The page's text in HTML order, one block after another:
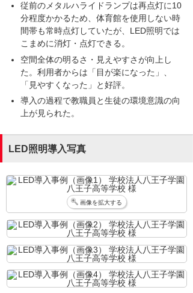
従前のメタルハライドランプは再点灯に10
分程度かかるため、体育館を使用しない時
間帯も常時点灯していたが、LED照明では
こまめに消灯・点灯できる。
空間全体の明るさ・見えやすさが向上し
た。利用者からは「目が楽になった」、
「見やすくなった」と好評。
導入の過程で教職員と生徒の環境意識の向
上が見られた。
LED照明導入写真
画像を拡大する